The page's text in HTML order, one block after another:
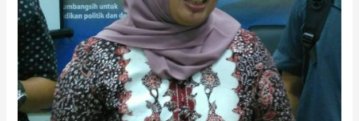
Terikat
Dengan
MOU
Investasi